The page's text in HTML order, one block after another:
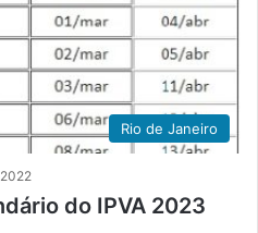
Rio de Janeiro
do IPVA 2023